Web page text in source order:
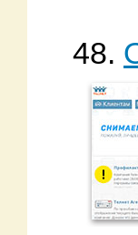
48.